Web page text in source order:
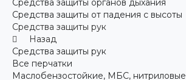
Средства защиты от падения с высоты
Средства защиты рук
Назад
Средства защиты рук
Все перчатки
Маслобензостойкие, МБС, нитриловые